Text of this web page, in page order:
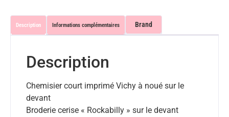
Description Informations complémentaires Brand
Description
Chemisier court imprimé Vichy à noué sur le
devant
Broderie cerise « Rockabilly » sur le devant